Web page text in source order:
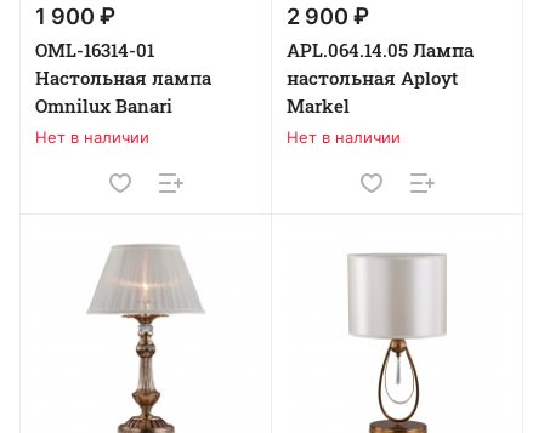
1 900 ₽
OML-16314-01
Настольная лампа
Omnilux Banari
Нет в наличии
2 900 ₽
APL.064.14.05 Лампа
настольная Aployt
Markel
Нет в наличии